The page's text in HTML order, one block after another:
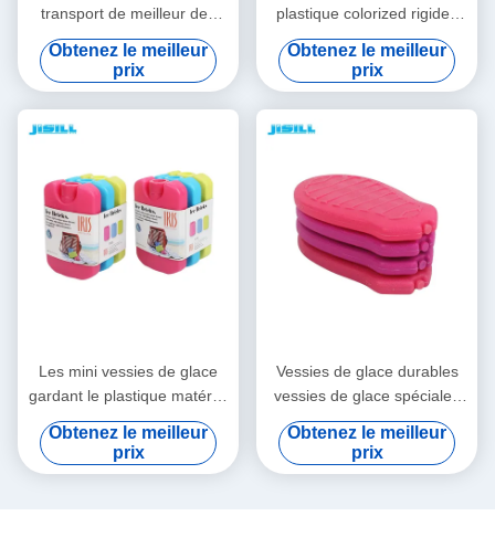
transport de meilleur des
prix de glace de gel de
sports aquatiques de
pomme HDPE solaire
vaccinique de forme
colorized des vessies de
Obtenez le meilleur
prix
plastique colorized rigides
colorées de catégorie
comestible de HDPE
emploient extensivement
gardent le refroidisseur froid
de bouteille de gel pour la
Obtenez le meilleur
prix
Les mini vessies de glace
gardant le plastique matériel
promotionnel froid de
catégorie comestible de
changement de phase de
Obtenez le meilleur
prix
Vessies de glace durables
vessies de glace spéciales
rouges de forme de mini
pour la médecine
Obtenez le meilleur
prix